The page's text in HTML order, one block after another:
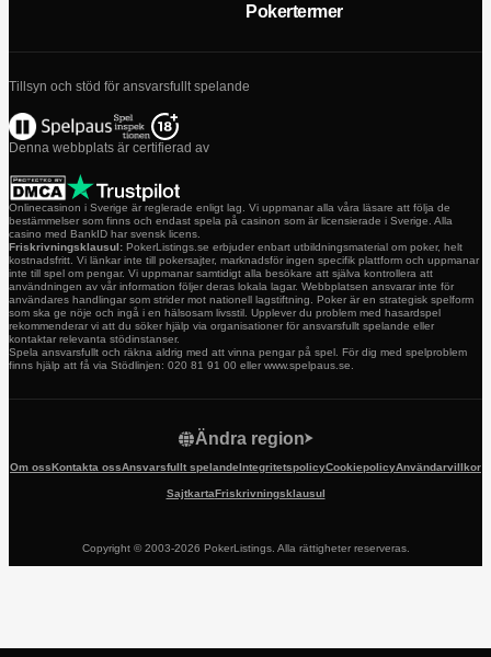
Pokertermer
Tillsyn och stöd för ansvarsfullt spelande
Denna webbplats är certifierad av
Onlinecasinon i Sverige är reglerade enligt lag. Vi uppmanar alla våra läsare att följa de
bestämmelser som finns och endast spela på casinon som är licensierade i Sverige. Alla
casino med BankID har svensk licens.
Friskrivningsklausul: PokerListings.se erbjuder enbart utbildningsmaterial om poker, helt
kostnadsfritt. Vi länkar inte till pokersajter, marknadsför ingen specifik plattform och uppmanar
inte till spel om pengar. Vi uppmanar samtidigt alla besökare att själva kontrollera att
användningen av vår information följer deras lokala lagar. Webbplatsen ansvarar inte för
användares handlingar som strider mot nationell lagstiftning. Poker är en strategisk spelform
som ska ge nöje och ingå i en hälsosam livsstil. Upplever du problem med hasardspel
rekommenderar vi att du söker hjälp via organisationer för ansvarsfullt spelande eller
kontaktar relevanta stödinstanser.
Spela ansvarsfullt och räkna aldrig med att vinna pengar på spel. För dig med spelproblem
finns hjälp att få via Stödlinjen: 020 81 91 00 eller www.spelpaus.se.
Om ossKontakta ossAnsvarsfullt spelandeIntegritetspolicyCookiepolicyAnvändarvillkor
SajtkartaFriskrivningsklausul
Ändra region
Copyright © 2003-2026 PokerListings. Alla rättigheter reserveras.